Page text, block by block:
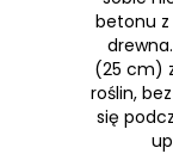
betonu
(25 cm)
roślin,
się